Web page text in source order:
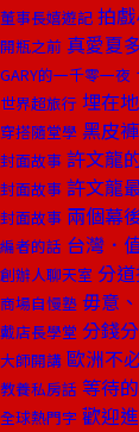
董事長嬉遊記 拍
開瓶之前 真愛夏
GARY的一千零一夜
世界超旅行 埋在
穿搭隨堂學 黑皮
封面故事 許文龍
封面故事 許文龍
封面故事 兩個幕
編者的話 台灣．
創辦人聊天室 分
商場自慢塾 毋意
戴店長學堂 分錢
大師開講 歐洲不
教養私房話 等待
全球熱門字 歡迎